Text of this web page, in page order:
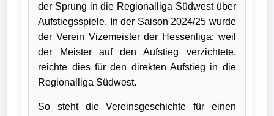
Vereine
Kader
Wappen
der Sprung in die Regionalliga Südwest über
Aufstiegsspiele. In der Saison 2024/25 wurde
der Verein Vizemeister der Hessenliga; weil
der Meister auf den Aufstieg verzichtete,
reichte dies für den direkten Aufstieg in die
Regionalliga Südwest.
So steht die Vereinsgeschichte für einen